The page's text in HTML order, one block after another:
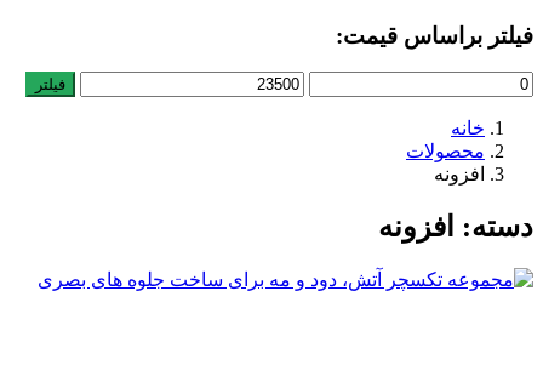
فیلتر براساس قیمت:
حداقل
حداکثر
فیلتر
خانه
محصولات
افزونه
دسته: افزونه